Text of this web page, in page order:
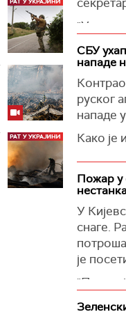
Смрт
Видео-
(Танјуг)
"У
први
који у
(Танјуг)
СБУ
нападе
руског
нападе
Како је
Руси су
направе
Пожар у
У
снаге.
је
"Пожар
на